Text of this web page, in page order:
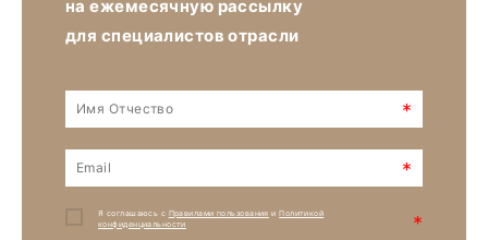
на ежемесячную рассылку
для специалистов отрасли
*
*
Я соглашаюсь с Правилами пользования иПолитикой
конфиденциальности
*